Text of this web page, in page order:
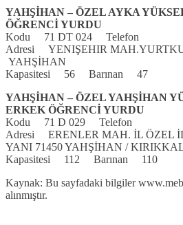
YAHŞİHAN – ÖZEL AYKA
ÖĞRENCİ YURDU
Kodu 71 DT 024 Telefon
Adresi YENIŞEHIR
YAHŞİHAN
Kapasitesi 56 Barınan 47
YAHŞİHAN – ÖZEL YAHŞİHAN
ERKEK ÖĞRENCİ YURDU
Kodu 71 D 029 Telefon
Adresi ERENLER MAH. İL ÖZEL
YANI 71450 YAHŞİHAN /
Kapasitesi 112 Barınan 110
Kaynak: Bu sayfadaki bilgiler
alınmıştır.